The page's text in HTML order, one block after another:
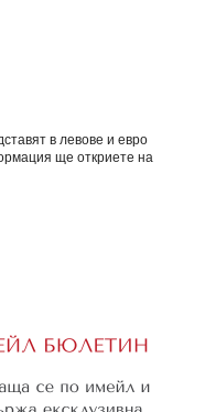
в левове и евро
ще откриете на